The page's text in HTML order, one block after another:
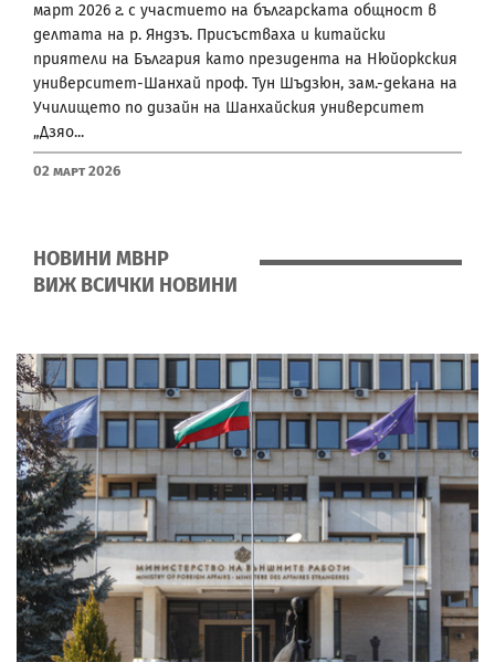
март 2026 г. с участието на българската общност в
делтата на р. Яндзъ. Присъстваха и китайски
приятели на България като президента на Нюйоркския
университет-Шанхай проф. Тун Шъдзюн, зам.-декана на
Училището по дизайн на Шанхайския университет
„Дзяо...
02 Март 2026
НОВИНИ МВНР
ВИЖ ВСИЧКИ НОВИНИ